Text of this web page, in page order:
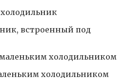
встроенный под
холодильником